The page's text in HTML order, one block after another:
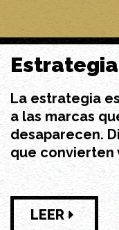
Estrategia
La estrategia
a las marcas
desaparecen.
que convierten
LEER